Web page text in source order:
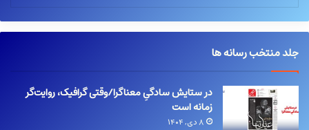
جلد منتخب رسانه ها
در ستایش سادگیِ معناگرا/وقتی گرافیک، روایت‌گر
زمانه است
۸ دی, ۱۴۰۴